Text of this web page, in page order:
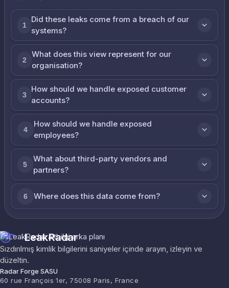
1
Did these leaks come from a breach of our
systems?
2
What does this view represent for our
organisation?
3
How should we handle exposed customer
accounts?
4
How should we handle exposed
employees?
5
What about third-party vendors and
partners?
6 Where does this data come from?
LeakRadar
Sızdırılmış kimlik bilgilerini saniyeler içinde arayın, izleyin ve
düzeltin.
Radar Forge SASU
60 rue François 1er, 75008 Paris, France